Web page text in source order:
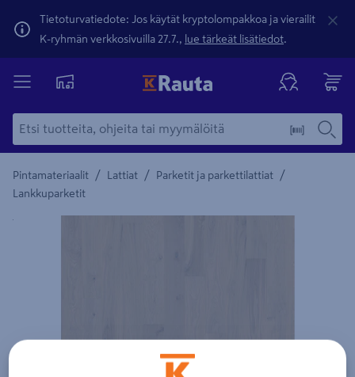
Tietoturvatiedote: Jos käytät kryptolompakkoa ja vierailit
K-ryhmän verkkosivuilla 27.7., lue tärkeät lisätiedot.
Pintamateriaalit / Lattiat / Parketit ja parkettilattiat /
Lankkuparketit
Yksityiskohtainen kuvaus löytyy Tuotteen kuvaus -